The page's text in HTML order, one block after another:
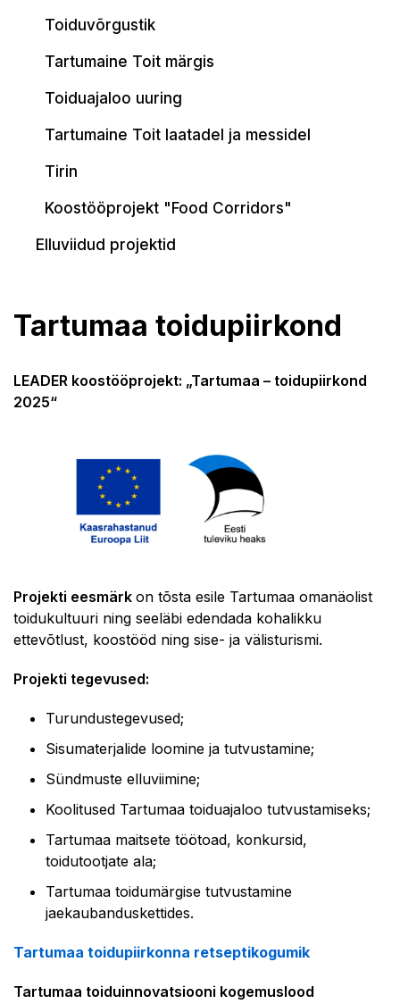
Toiduvõrgustik
Tartumaine Toit märgis
Toiduajaloo uuring
Tartumaine Toit laatadel ja messidel
Tirin
Koostööprojekt "Food Corridors"
Elluviidud projektid
Tartumaa toidupiirkond
LEADER koostööprojekt: „Tartumaa – toidupiirkond
2025“
Projekti eesmärk on tõsta esile Tartumaa omanäolist
toidukultuuri ning seeläbi edendada kohalikku
ettevõtlust, koostööd ning sise- ja välisturismi.
Projekti tegevused:
Turundustegevused;
Sisumaterjalide loomine ja tutvustamine;
Sündmuste elluviimine;
Koolitused Tartumaa toiduajaloo tutvustamiseks;
Tartumaa maitsete töötoad, konkursid,
toidutootjate ala;
Tartumaa toidumärgise tutvustamine
jaekaubanduskettides.
Tartumaa toidupiirkonna retseptikogumik
Tartumaa toiduinnovatsiooni kogemuslood